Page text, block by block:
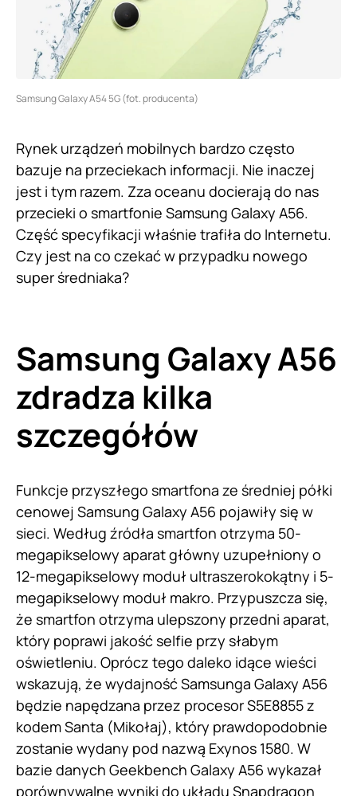
Samsung Galaxy A54 5G (fot. producenta)
Rynek urządzeń mobilnych bardzo często
bazuje na przeciekach informacji. Nie inaczej
jest i tym razem. Zza oceanu docierają do nas
przecieki o smartfonie Samsung Galaxy A56.
Część specyfikacji właśnie trafiła do Internetu.
Czy jest na co czekać w przypadku nowego
super średniaka?
Samsung Galaxy A56
zdradza kilka
szczegółów
Funkcje przyszłego smartfona ze średniej półki
cenowej Samsung Galaxy A56 pojawiły się w
sieci. Według źródła smartfon otrzyma 50-
megapikselowy aparat główny uzupełniony o
12-megapikselowy moduł ultraszerokokątny i 5-
megapikselowy moduł makro. Przypuszcza się,
że smartfon otrzyma ulepszony przedni aparat,
który poprawi jakość selfie przy słabym
oświetleniu. Oprócz tego daleko idące wieści
wskazują, że wydajność Samsunga Galaxy A56
będzie napędzana przez procesor S5E8855 z
kodem Santa (Mikołaj), który prawdopodobnie
zostanie wydany pod nazwą Exynos 1580. W
bazie danych Geekbench Galaxy A56 wykazał
porównywalne wyniki do układu Snapdragon